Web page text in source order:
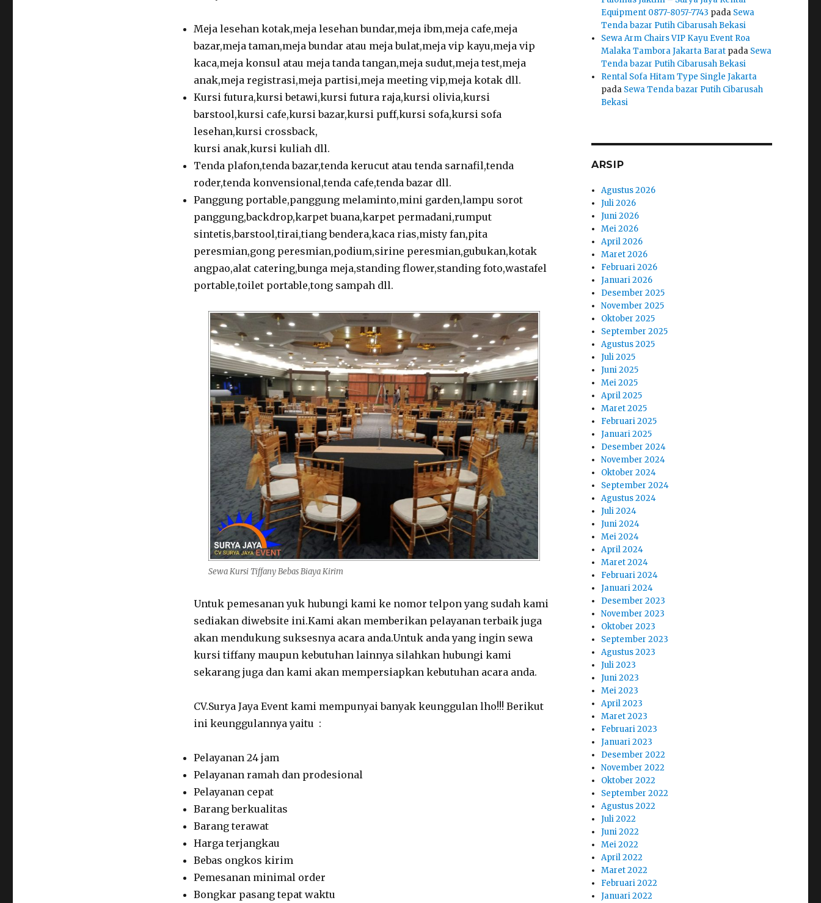
Meja lesehan kotak,meja lesehan bundar,meja ibm,meja cafe,meja
bazar,meja taman,meja bundar atau meja bulat,meja vip kayu,meja vip
kaca,meja konsul atau meja tanda tangan,meja sudut,meja test,meja
anak,meja registrasi,meja partisi,meja meeting vip,meja kotak dll.
Kursi futura,kursi betawi,kursi futura raja,kursi olivia,kursi
barstool,kursi cafe,kursi bazar,kursi puff,kursi sofa,kursi sofa
lesehan,kursi crossback,
kursi anak,kursi kuliah dll.
Tenda plafon,tenda bazar,tenda kerucut atau tenda sarnafil,tenda
roder,tenda konvensional,tenda cafe,tenda bazar dll.
Panggung portable,panggung melaminto,mini garden,lampu sorot
panggung,backdrop,karpet buana,karpet permadani,rumput
sintetis,barstool,tirai,tiang bendera,kaca rias,misty fan,pita
peresmian,gong peresmian,podium,sirine peresmian,gubukan,kotak
angpao,alat catering,bunga meja,standing flower,standing foto,wastafel
portable,toilet portable,tong sampah dll.
Sewa Kursi Tiffany Bebas Biaya Kirim
Untuk pemesanan yuk hubungi kami ke nomor telpon yang sudah kami
sediakan diwebsite ini.Kami akan memberikan pelayanan terbaik juga
akan mendukung suksesnya acara anda.Untuk anda yang ingin sewa
kursi tiffany maupun kebutuhan lainnya silahkan hubungi kami
sekarang juga dan kami akan mempersiapkan kebutuhan acara anda.
CV.Surya Jaya Event kami mempunyai banyak keunggulan lho!!! Berikut
ini keunggulannya yaitu :
Pelayanan 24 jam
Pelayanan ramah dan prodesional
Pelayanan cepat
Barang berkualitas
Barang terawat
Harga terjangkau
Bebas ongkos kirim
Pemesanan minimal order
Bongkar pasang tepat waktu
Equipment 0877-8057-7743 pada Sewa
Tenda bazar Putih Cibarusah Bekasi
Sewa Arm Chairs VIP Kayu Event Roa
Malaka Tambora Jakarta Barat pada Sewa
Tenda bazar Putih Cibarusah Bekasi
Rental Sofa Hitam Type Single Jakarta
pada Sewa Tenda bazar Putih Cibarusah
Bekasi
ARSIP
Agustus 2026
Juli 2026
Juni 2026
Mei 2026
April 2026
Maret 2026
Februari 2026
Januari 2026
Desember 2025
November 2025
Oktober 2025
September 2025
Agustus 2025
Juli 2025
Juni 2025
Mei 2025
April 2025
Maret 2025
Februari 2025
Januari 2025
Desember 2024
November 2024
Oktober 2024
September 2024
Agustus 2024
Juli 2024
Juni 2024
Mei 2024
April 2024
Maret 2024
Februari 2024
Januari 2024
Desember 2023
November 2023
Oktober 2023
September 2023
Agustus 2023
Juli 2023
Juni 2023
Mei 2023
April 2023
Maret 2023
Februari 2023
Januari 2023
Desember 2022
November 2022
Oktober 2022
September 2022
Agustus 2022
Juli 2022
Juni 2022
Mei 2022
April 2022
Maret 2022
Februari 2022
Januari 2022